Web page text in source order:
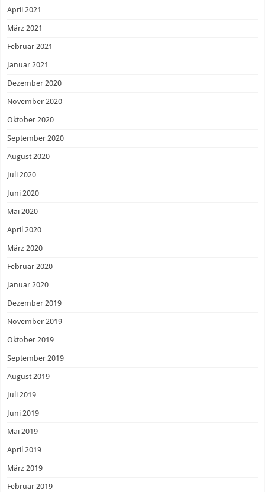
April 2021
März 2021
Februar 2021
Januar 2021
Dezember 2020
November 2020
Oktober 2020
September 2020
August 2020
Juli 2020
Juni 2020
Mai 2020
April 2020
März 2020
Februar 2020
Januar 2020
Dezember 2019
November 2019
Oktober 2019
September 2019
August 2019
Juli 2019
Juni 2019
Mai 2019
April 2019
März 2019
Februar 2019